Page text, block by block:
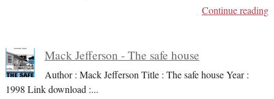
Continue reading
Mack Jefferson - The safe house
Author : Mack Jefferson Title : The safe house Year :
1998 Link download :...